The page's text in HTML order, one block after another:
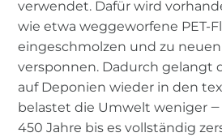
verwendet. Dafür wird
wie etwa weggeworfene PET-
eingeschmolzen und zu
versponnen. Dadurch gelangt
auf Deponien wieder in den
belastet die Umwelt weniger
450 Jahre bis es vollständig